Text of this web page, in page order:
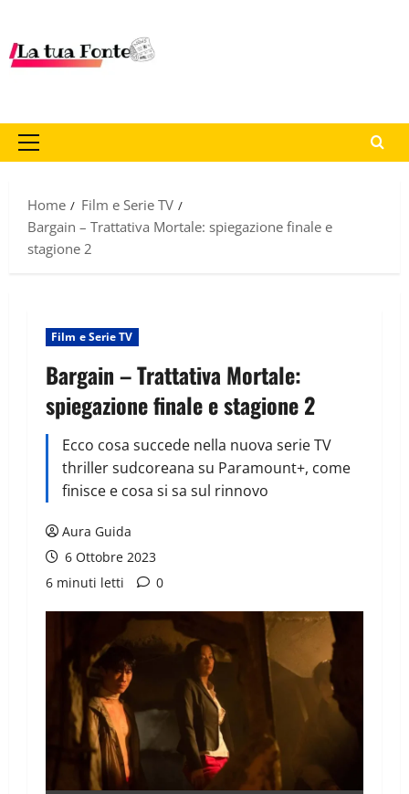
Home
Film e Serie TV
Bargain – Trattativa Mortale: spiegazione finale e
stagione 2
Film e Serie TV
Bargain – Trattativa Mortale:
spiegazione finale e stagione 2
Ecco cosa succede nella nuova serie TV
thriller sudcoreana su Paramount+, come
finisce e cosa si sa sul rinnovo
Aura Guida
6 Ottobre 2023
6 minuti letti
0